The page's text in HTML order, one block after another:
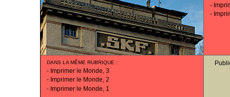
-
-
DANS LA MÊME RUBRIQUE :
- Imprimer le Monde, 3
- Imprimer le Monde, 2
- Imprimer le Monde, 1